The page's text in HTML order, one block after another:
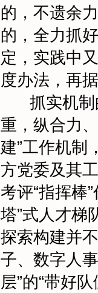
的，不遗余
的，全力抓
定，实践中
度办法，再
抓实机制
重，纵合力
建”工作机制
方党委及其
考评“指挥棒
塔”式人才梯
探索构建并
子、数字人
层”的“带好